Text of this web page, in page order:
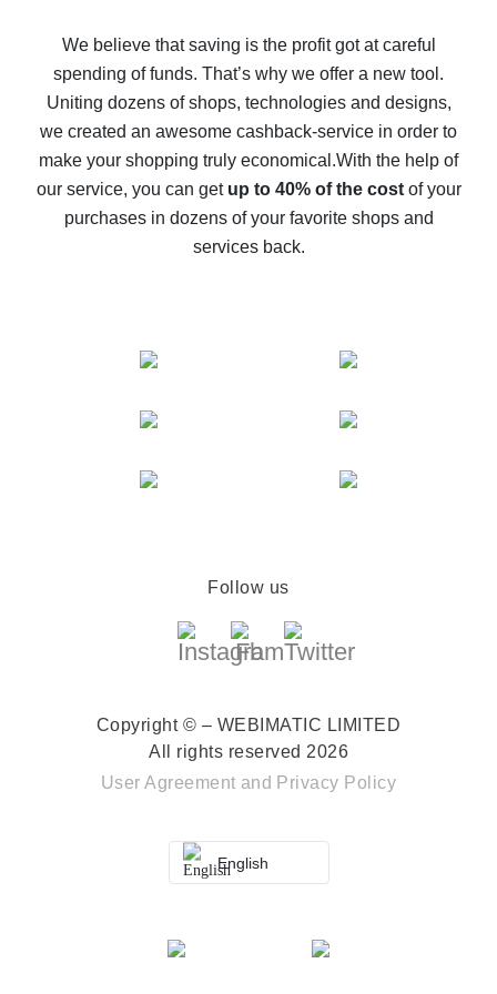
back
10% cash back on AliExpress - the impossible is
possible
The best cash back on AliExpress - how to find it
The best cash back service for AliExpress - let's
compare offers
We believe that saving is the profit got at careful
spending of funds. That’s why we offer a new tool.
Uniting dozens of shops, technologies and designs,
we created an awesome cashback-service in order to
make your shopping truly economical.With the help of
our service, you can get up to 40% of the costof your
purchases in dozens of your favorite shops and
services back.
Follow us
Copyright © – WEBIMATIC LIMITED
All rights reserved 2026
User Agreement and Privacy Policy
English